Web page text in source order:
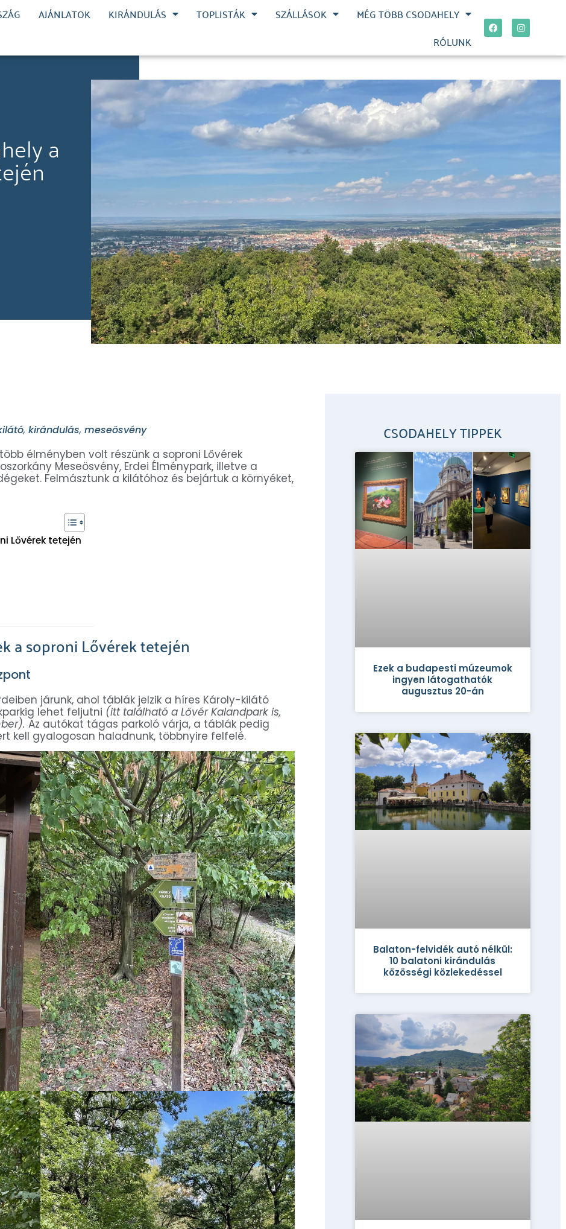
AJÁNLATOK KIRÁNDULÁS TOPLISTÁK SZÁLLÁSOK
MÉG TÖBB CSODAHELY
RÓLUNK
a
, kirándulás, meseösvény
élményben volt részünk a soproni Lővérek
Meseösvény, Erdei Élménypark, illetve a
Felmásztunk a kilátóhoz és bejártuk a környéket,
Lővérek tetején
a soproni Lővérek tetején
járunk, ahol táblák jelzik a híres Károly-kilátó
lehet feljutni (itt található a Lővér Kalandpark is,
Az autókat tágas parkoló várja, a táblák pedig
kell gyalogosan haladnunk, többnyire felfelé.
CSODAHELY TIPPEK
Ezek a budapesti múzeumok
ingyen látogathatók
augusztus 20-án
Balaton-felvidék autó nélkül:
10 balatoni kirándulás
közösségi közlekedéssel